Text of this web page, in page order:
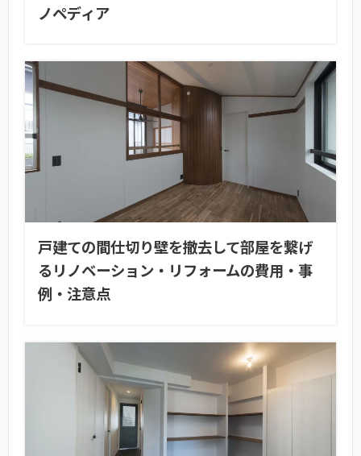
ノペディア
戸建ての間仕切り壁を撤去して部屋を繋げ
るリノベーション・リフォームの費用・事
例・注意点